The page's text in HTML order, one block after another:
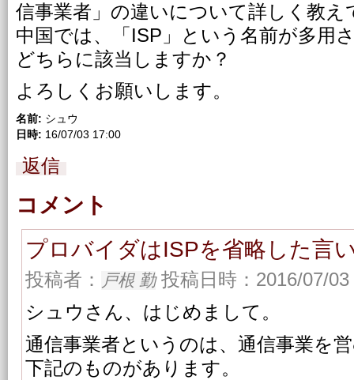
信事業者」の違いについて詳しく教
中国では、「ISP」という名前が多用
どちらに該当しますか？
よろしくお願いします。
名前: シュウ
日時: 16/07/03 17:00
返信
コメント
プロバイダはISPを省略した言
投稿者： 戸根 勤投稿日時：2016/07/03
シュウさん、はじめまして。
通信事業者というのは、通信事業を
下記のものがあります。